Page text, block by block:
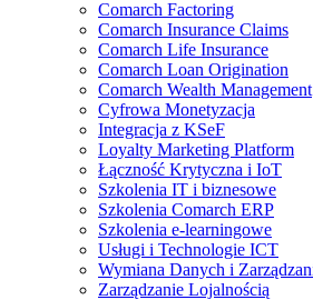
Comarch Factoring
Comarch Insurance Claims
Comarch Life Insurance
Comarch Loan Origination
Comarch Wealth Management
Cyfrowa Monetyzacja
Integracja z KSeF
Loyalty Marketing Platform
Łączność Krytyczna i IoT
Szkolenia IT i biznesowe
Szkolenia Comarch ERP
Szkolenia e-learningowe
Usługi i Technologie ICT
Wymiana Danych i
Zarządzanie Lojalnością